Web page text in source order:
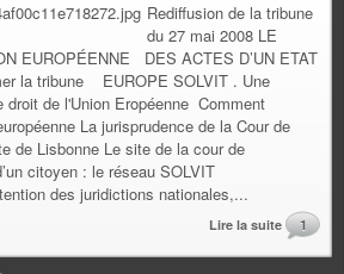
Rediffusion de la tribune
du 27 mai 2008 LE
EUROPÉENNE DES ACTES D’UN ETAT
la tribune EUROPE SOLVIT . Une
de l'Union Eropéenne Comment
La jurisprudence de la Cour de
de Lisbonne Le site de la cour de
citoyen : le réseau SOLVIT
des juridictions nationales,...
Lire la suite 1